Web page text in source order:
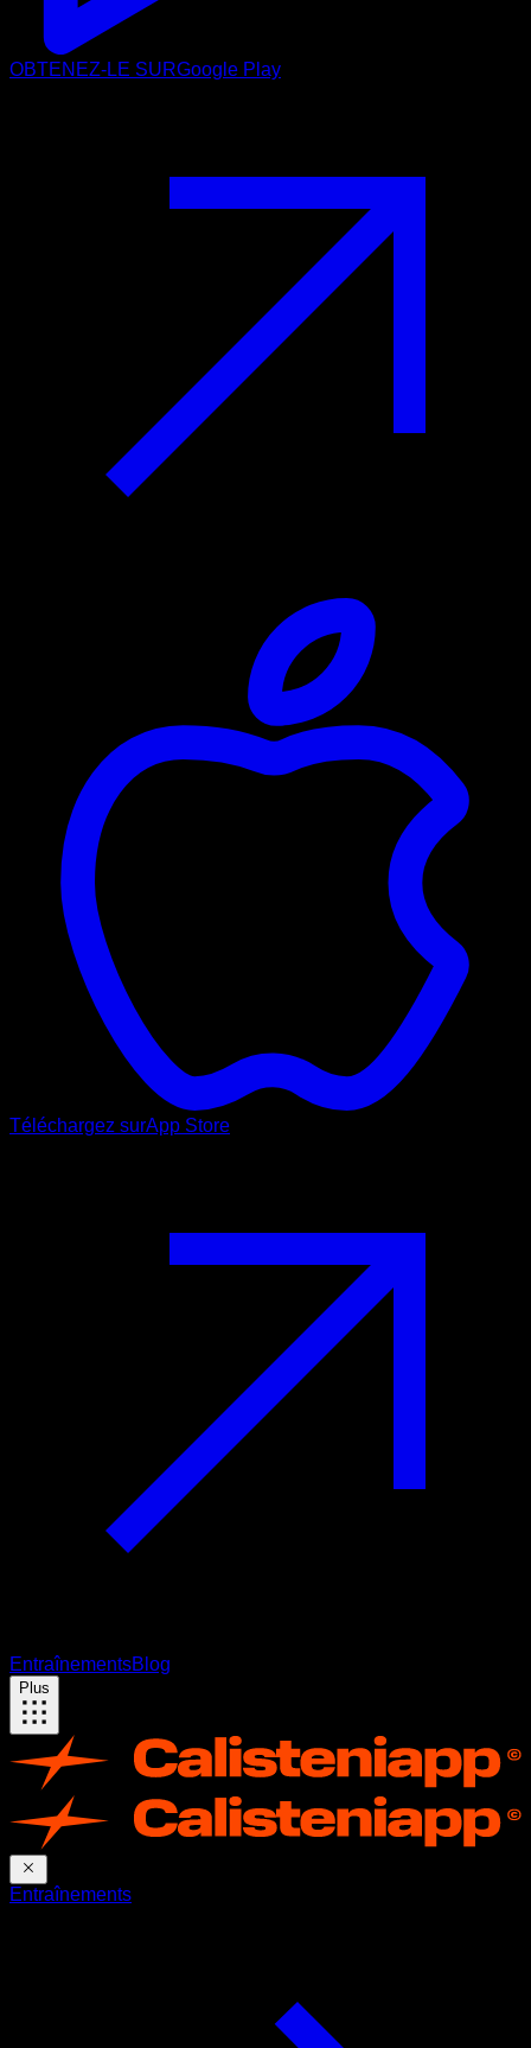
OBTENEZ-LE SURGoogle Play
Téléchargez surApp Store
EntraînementsBlog
Plus
Entraînements